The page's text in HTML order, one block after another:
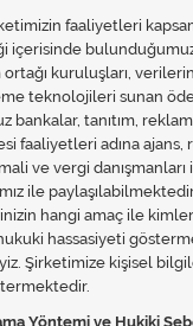
faaliyetleri
içerisinde
kuruluşları,
teknolojileri sunan
bankalar, tanıtım,
faaliyetleri adına ajans,
ve vergi
ile
hangi amaç ile
hassasiyeti
Şirketimize kişisel
Yöntemi ve Hukiki